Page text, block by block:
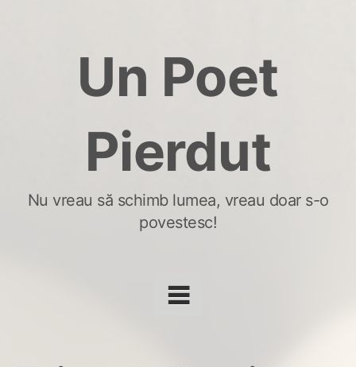
Un Poet
Pierdut
Nu vreau să schimb lumea, vreau doar s-o
povestesc!